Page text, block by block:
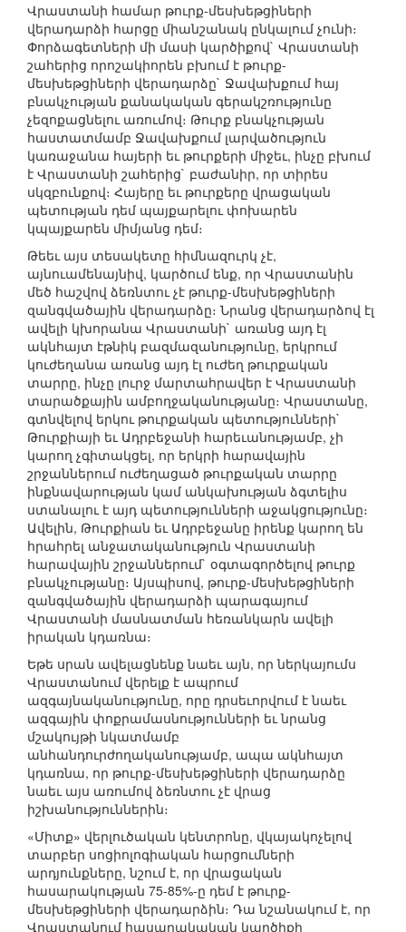
Վրաստանի համար թուրք-մեսխեթցիների
վերադարձի հարցը միանշանակ ընկալում չունի։
Փորձագետների մի մասի կարծիքով` Վրաստանի
շահերից որոշակիորեն բխում է թուրք-
մեսխեթցիների վերադարձը` Ջավախքում հայ
բնակչության քանակական գերակշռությունը
չեզոքացնելու առումով։ Թուրք բնակչության
հաստատմամբ Ջավախքում լարվածություն
կառաջանա հայերի եւ թուրքերի միջեւ, ինչը բխում
է Վրաստանի շահերից` բաժանիր, որ տիրես
սկզբունքով։ Հայերը եւ թուրքերը վրացական
պետության դեմ պայքարելու փոխարեն
կպայքարեն միմյանց դեմ։
Թեեւ այս տեսակետը հիմնազուրկ չէ,
այնուամենայնիվ, կարծում ենք, որ Վրաստանին
մեծ հաշվով ձեռնտու չէ թուրք-մեսխեթցիների
զանգվածային վերադարձը։ Նրանց վերադարձով էլ
ավելի կխորանա Վրաստանի` առանց այդ էլ
ակնհայտ էթնիկ բազմազանությունը, երկրում
կուժեղանա առանց այդ էլ ուժեղ թուրքական
տարրը, ինչը լուրջ մարտահրավեր է Վրաստանի
տարածքային ամբողջականությանը։ Վրաստանը,
գտնվելով երկու թուրքական պետությունների`
Թուրքիայի եւ Ադրբեջանի հարեւանությամբ, չի
կարող չգիտակցել, որ երկրի հարավային
շրջաններում ուժեղացած թուրքական տարրը
ինքնավարության կամ անկախության ձգտելիս
ստանալու է այդ պետությունների աջակցությունը։
Ավելին, Թուրքիան եւ Ադրբեջանը իրենք կարող են
հրահրել անջատականություն Վրաստանի
հարավային շրջաններում` օգտագործելով թուրք
բնակչությանը։ Այսպիսով, թուրք-մեսխեթցիների
զանգվածային վերադարձի պարագայում
Վրաստանի մասնատման հեռանկարն ավելի
իրական կդառնա։
Եթե սրան ավելացնենք նաեւ այն, որ ներկայումս
Վրաստանում վերելք է ապրում
ազգայնականությունը, որը դրսեւորվում է նաեւ
ազգային փոքրամասնությունների եւ նրանց
մշակույթի նկատմամբ
անհանդուրժողականությամբ, ապա ակնհայտ
կդառնա, որ թուրք-մեսխեթցիների վերադարձը
նաեւ այս առումով ձեռնտու չէ վրաց
իշխանություններին։
«Միտք» վերլուծական կենտրոնը, վկայակոչելով
տարբեր սոցիոլոգիական հարցումների
արդյունքները, նշում է, որ վրացական
հասարակության 75-85%-ը դեմ է թուրք-
մեսխեթցիների վերադարձին։ Դա նշանակում է, որ
Վրաստանում հասարակական կարծիքի